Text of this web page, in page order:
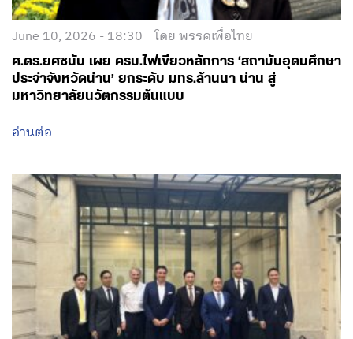
June 10, 2026 - 18:30 โดย พรรคเพื่อไทย
ศ.ดร.ยศชนัน เผย ครม.ไฟเขียวหลักการ ‘สถาบันอุดมศึกษา
ประจำจังหวัดน่าน’ ยกระดับ มทร.ล้านนา น่าน สู่
มหาวิทยาลัยนวัตกรรมต้นแบบ
อ่านต่อ